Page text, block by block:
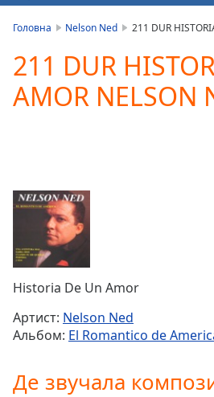
Player
Play
Video
Play
Current
Time0:00
Duration-:-
Loaded:
Stream
TypeLIVE
Seek to
live,
liveLIVE
Головна Nelson Ned 211 DUR
211 DUR
AMOR NELSON
Historia De Un Amor
Артист: Nelson Ned
Альбом: El Romantico de
Де звучала